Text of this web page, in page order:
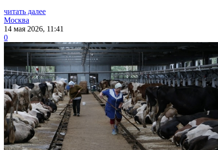
читать далее
Москва
14 мая 2026, 11:41
0